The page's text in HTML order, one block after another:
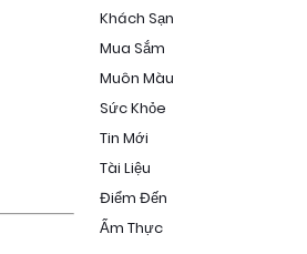
Khách Sạn
Mua Sắm
Muôn Màu
Sức Khỏe
Tin Mới
Tài Liệu
Điểm Đến
Ẩm Thực